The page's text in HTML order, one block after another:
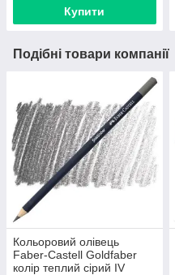
Купити
Подібні товари компанії
Кольоровий олівець
Faber-Castell Goldfaber
колір теплий сірий IV